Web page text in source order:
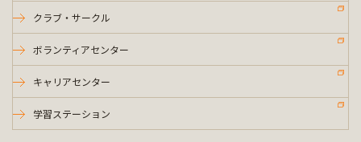
クラブ・サークル
ボランティアセンター
キャリアセンター
学習ステーション